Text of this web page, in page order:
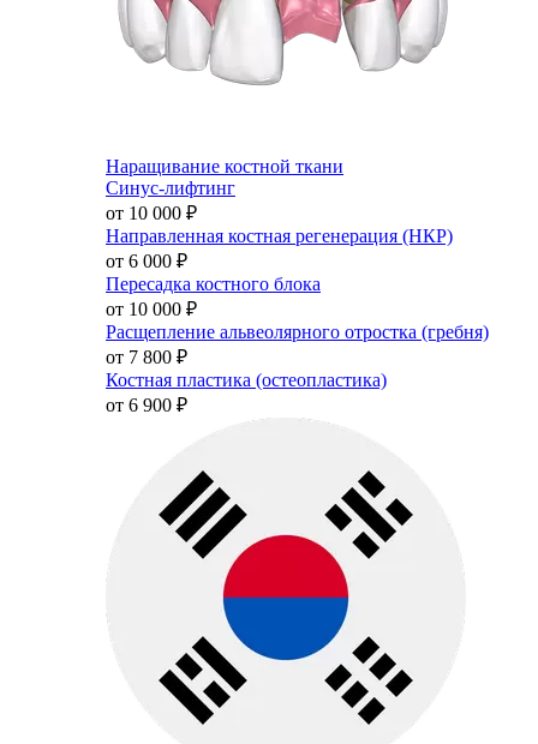
Наращивание костной ткани
Синус-лифтинг
от 10 000 ₽
Направленная костная регенерация (НКР)
от 6 000 ₽
Пересадка костного блока
от 10 000 ₽
Расщепление альвеолярного отростка (гребня)
от 7 800 ₽
Костная пластика (остеопластика)
от 6 900 ₽